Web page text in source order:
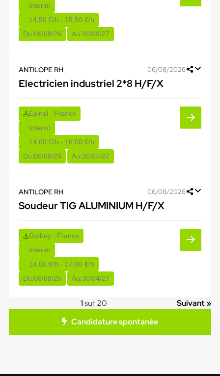
Interim
14,50 €/h - 15,50 €/h
Du:06/08/26 Au:30/09/27
ANTILOPE RH 06/08/2026
Electricien industriel 2*8 H/F/X
Épinal , France
Interim
14,00 €/h - 16,00 €/h
Du:06/08/26 Au:30/07/27
ANTILOPE RH 06/08/2026
Soudeur TIG ALUMINIUM H/F/X
Golbey , France
Interim
14,00 €/h - 17,00 €/h
Du:06/08/26 Au:30/04/27
1sur 20
Suivant »
Candidature spontanée